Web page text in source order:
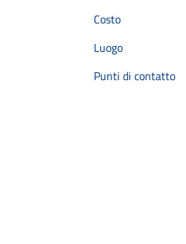
Costo
Luogo
Punti di contatto